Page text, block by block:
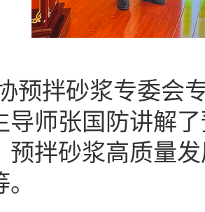
拌砂浆专委会
导师张国防讲解
预拌砂浆高质量